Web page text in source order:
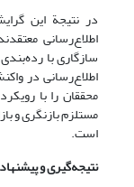
در نتیجة این
اطلاع‌رسانی
سازگاری با
اطلاع‌رسانی در
محققان را با
مستلزم بازنگری و
است.
نتیجه‌گیری و پیشنهاد